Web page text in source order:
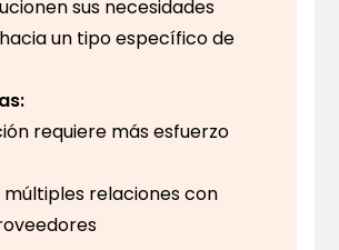
sus necesidades
un tipo específico de
requiere más esfuerzo
múltiples relaciones con